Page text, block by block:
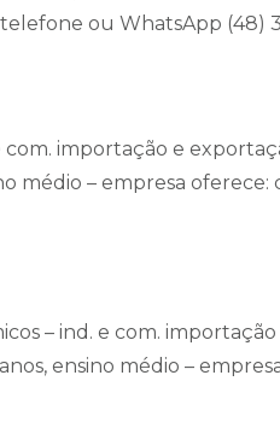
ou WhatsApp (48)
com. importação e
médio – empresa oferece:
– ind. e com.
ensino médio –